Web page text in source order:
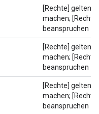
[Rechte] geltend
machen; [Rechte]
beanspruchen
[Rechte] geltend
machen; [Rechte]
beanspruchen
[Rechte] geltend
machen; [Rechte]
beanspruchen